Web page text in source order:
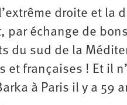
droite et la
par échange de
du sud de la
et françaises ! Et il
à Paris il y a 59